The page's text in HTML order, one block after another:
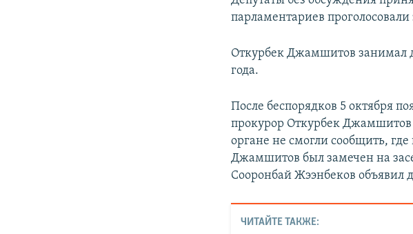
парламентариев проголосовали
Откурбек Джамшитов занимал
года.
После беспорядков 5 октября
прокурор Откурбек Джамшитов
органе не смогли сообщить,
Джамшитов был замечен на
Сооронбай Жээнбеков объявил
ЧИТАЙТЕ ТАКЖЕ: